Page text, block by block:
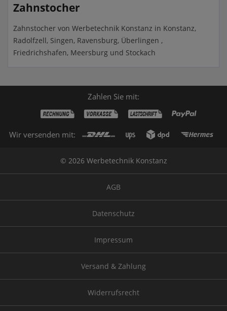
Zahnstocher
Zahnstocher von Werbetechnik Konstanz in Konstanz,
Radolfzell, Singen, Ravensburg, Überlingen ,
Friedrichshafen, Meersburg und Stockach
Zahlen Sie mit:
Wir versenden mit:
© 2026 Werbetechnik Konstanz
AGB
Datenschutz
Impressum
Versand & Zahlung
Widerrufsrecht